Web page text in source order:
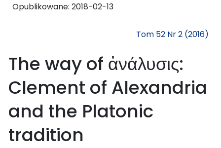
Opublikowane: 2018-02-13
Tom 52 Nr 2 (2016)
The way of ἀνάλυσις:
Clement of Alexandria
and the Platonic
tradition